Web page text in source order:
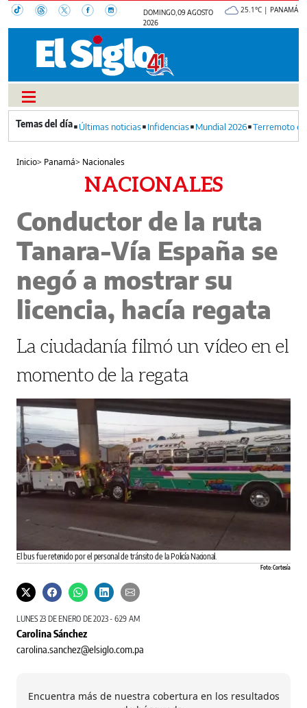
DOMINGO, 09 AGOSTO
2026
25.1°C | PANAMÁ
Últimas noticias Infidencias Mundial 2026 Terremoto
Inicio> Panamá> Nacionales
NACIONALES
Conductor de la ruta
Tanara-Vía España se
negó a mostrar su
licencia, hacía regata
La ciudadanía filmó un vídeo en el
momento de la regata
El bus fue retenido por el personal de tránsito de la Policía Nacional.
Foto: Cortesía
LUNES 23 DE ENERO DE 2023 - 6:29 AM
Carolina Sánchez
carolina.sanchez@elsiglo.com.pa
Encuentra más de nuestra cobertura en los resultados